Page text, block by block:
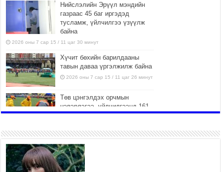
Нийслэлийн Эрүүл мэндийн
газраас 45 баг иргэдэд
тусламж, үйлчилгээ үзүүлж
байна
2026 оны 7 сар 15 / 11 цаг 30 минут
Хүчит бөхийн барилдааны
тавын даваа үргэлжилж байна
2026 оны 7 сар 15 / 11 цаг 26 минут
Төв цэнгэлдэх орчмын
цэвэрлэгээ, үйлчилгээнд 161
ажилтан, 27 техниктэй
2026 оны 7 сар 15 / 11 цаг 22 минут
Наадмын амралтын өдрүүдэд
нийслэлийн эрүүл мэндийн
байгууллагууд дараах